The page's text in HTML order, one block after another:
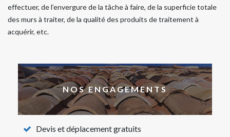
effectuer, de l’envergure de la tâche à faire, de la superficie totale
des murs à traiter, de la qualité des produits de traitement à
acquérir, etc.
NOS ENGAGEMENTS
Devis et déplacement gratuits